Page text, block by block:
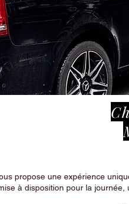
propose une expérience
à disposition pour la